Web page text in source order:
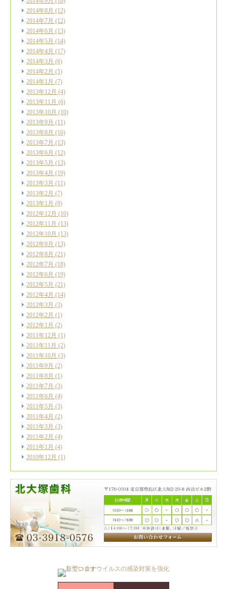
2014年8月 (12)
2014年7月 (12)
2014年6月 (13)
2014年5月 (14)
2014年4月 (17)
2014年3月 (6)
2014年2月 (5)
2014年1月 (7)
2013年12月 (4)
2013年11月 (6)
2013年10月 (10)
2013年9月 (11)
2013年8月 (16)
2013年7月 (13)
2013年6月 (12)
2013年5月 (13)
2013年4月 (19)
2013年3月 (11)
2013年2月 (7)
2013年1月 (9)
2012年12月 (10)
2012年11月 (13)
2012年10月 (13)
2012年9月 (13)
2012年8月 (21)
2012年7月 (18)
2012年6月 (19)
2012年5月 (21)
2012年4月 (14)
2012年3月 (3)
2012年2月 (1)
2012年1月 (2)
2011年12月 (1)
2011年11月 (2)
2011年10月 (3)
2011年9月 (2)
2011年8月 (1)
2011年7月 (3)
2011年6月 (4)
2011年5月 (3)
2011年4月 (2)
2011年3月 (3)
2011年2月 (4)
2011年1月 (4)
2010年12月 (1)